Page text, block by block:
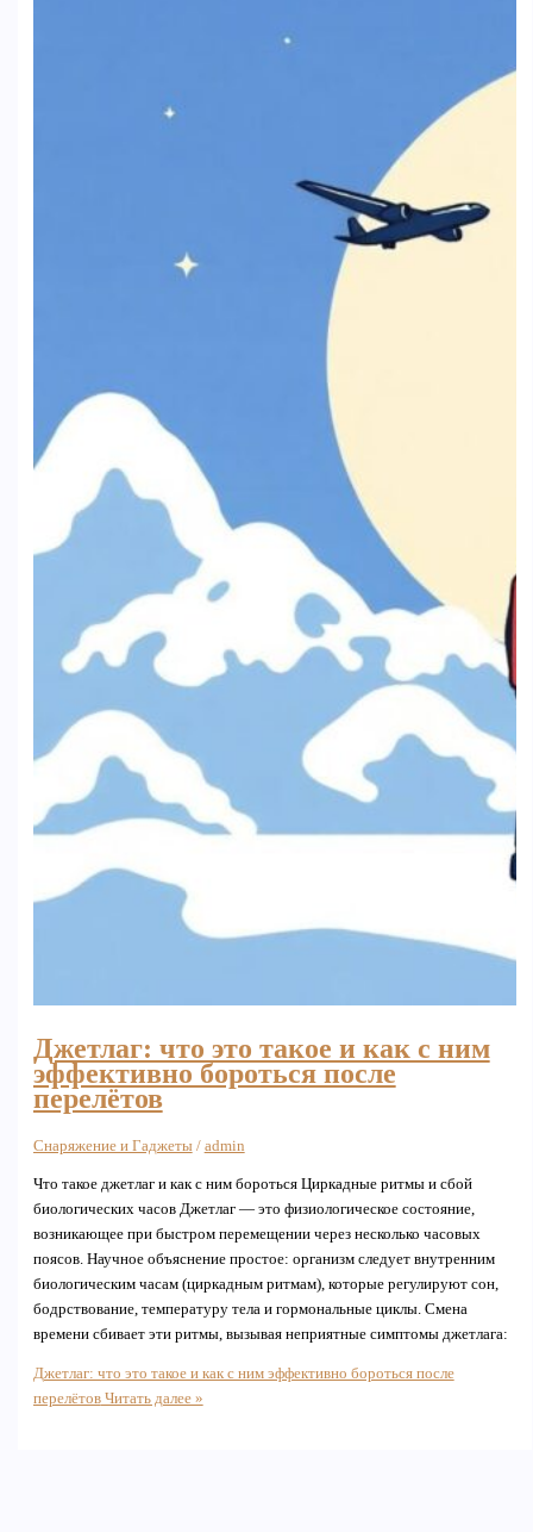
Джетлаг: что это такое и как с ним
эффективно бороться после
перелётов
Снаряжение и Гаджеты/ admin
Что такое джетлаг и как с ним бороться Циркадные ритмы и сбой
биологических часов Джетлаг — это физиологическое состояние,
возникающее при быстром перемещении через несколько часовых
поясов. Научное объяснение простое: организм следует внутренним
биологическим часам (циркадным ритмам), которые регулируют сон,
бодрствование, температуру тела и гормональные циклы. Смена
времени сбивает эти ритмы, вызывая неприятные симптомы джетлага:
Джетлаг: что это такое и как с ним эффективно бороться после
перелётовЧитать далее »